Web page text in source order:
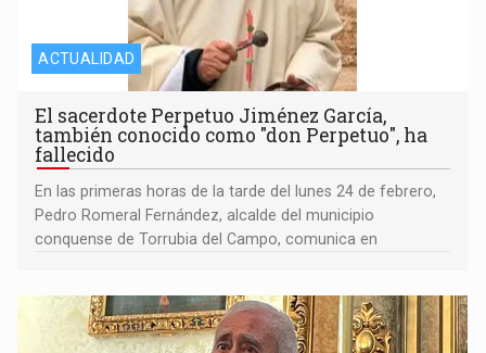
ACTUALIDAD
El sacerdote Perpetuo Jiménez García,
también conocido como "don Perpetuo", ha
fallecido
En las primeras horas de la tarde del lunes 24 de febrero,
Pedro Romeral Fernández, alcalde del municipio
conquense de Torrubia del Campo, comunica en